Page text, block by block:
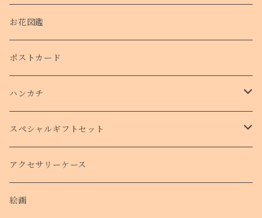
お花図鑑
ポストカード
ハンカチ
タオルハンカチ
スペシャルギフトセット
クリスマスコフレ
アクセサリーケース
絵画